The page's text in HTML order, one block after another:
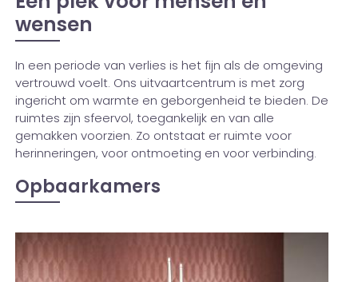
wensen
In een periode van verlies is het fijn als de omgeving
vertrouwd voelt. Ons uitvaartcentrum is met zorg
ingericht om warmte en geborgenheid te bieden. De
ruimtes zijn sfeervol, toegankelijk en van alle
gemakken voorzien. Zo ontstaat er ruimte voor
herinneringen, voor ontmoeting en voor verbinding.
Opbaarkamers